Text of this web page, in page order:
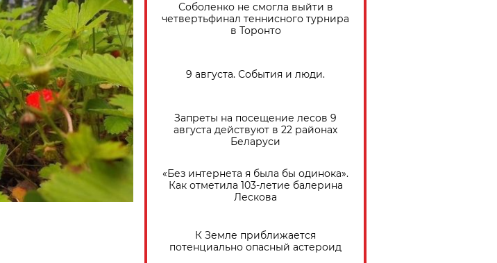
Соболенко не смогла выйти в
четвертьфинал теннисного турнира
в Торонто
9 августа. События и люди.
Запреты на посещение лесов 9
августа действуют в 22 районах
Беларуси
«Без интернета я была бы одинока».
Как отметила 103-летие балерина
Лескова
К Земле приближается
потенциально опасный астероид